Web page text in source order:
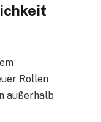
Rollen
außerhalb